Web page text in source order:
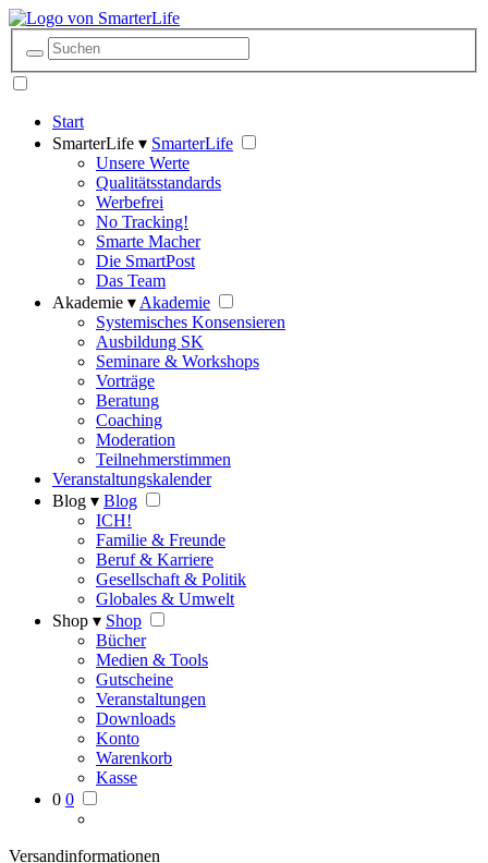
Start
SmarterLife ▾ SmarterLife
Unsere Werte
Qualitätsstandards
Werbefrei
No Tracking!
Smarte Macher
Die SmartPost
Das Team
Akademie ▾ Akademie
Systemisches Konsensieren
Ausbildung SK
Seminare & Workshops
Vorträge
Beratung
Coaching
Moderation
Teilnehmerstimmen
Veranstaltungskalender
Blog ▾ Blog
ICH!
Familie & Freunde
Beruf & Karriere
Gesellschaft & Politik
Globales & Umwelt
Shop ▾ Shop
Bücher
Medien & Tools
Gutscheine
Veranstaltungen
Downloads
Konto
Warenkorb
Kasse
0 0
Versandinformationen